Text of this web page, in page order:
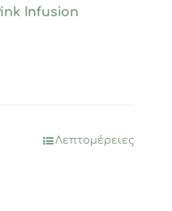
Infusion
Λεπτομέρειες